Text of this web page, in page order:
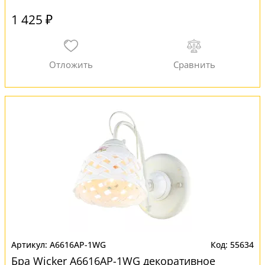
1 425 ₽
A6616AP-1WG 55634
Бра Wicker A6616AP-1WG декоративное